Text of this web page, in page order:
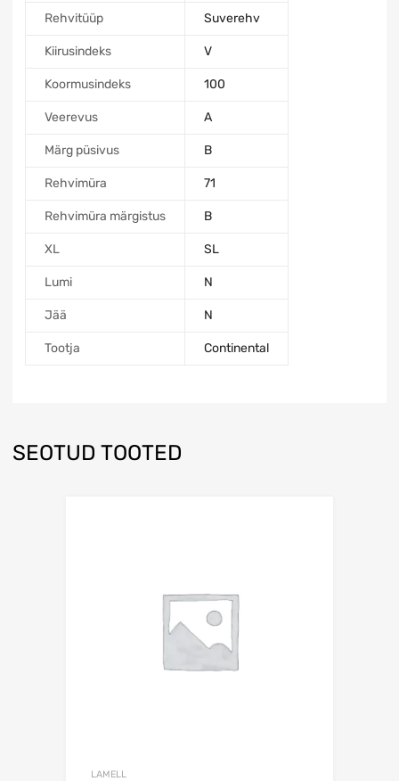
Rehvitüüp Suverehv
Kiirusindeks V
Koormusindeks 100
Veerevus A
Märg püsivus B
Rehvimüra 71
Rehvimüra märgistus B
XL SL
Lumi N
Jää N
Tootja Continental
SEOTUD TOOTED
LAMELL